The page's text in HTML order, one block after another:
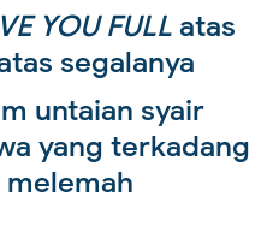
YOU FULLatas
segalanya
untaian syair
yang terkadang